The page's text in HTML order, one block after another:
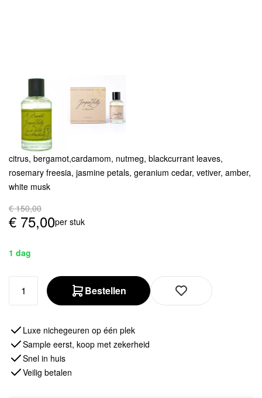
citrus, bergamot,cardamom, nutmeg, blackcurrant leaves,
rosemary freesia, jasmine petals, geranium cedar, vetiver, amber,
white musk
€ 150,00
€ 75,00per stuk
1 dag
Bestellen
Luxe nichegeuren op één plek
Sample eerst, koop met zekerheid
Snel in huis
Veilig betalen